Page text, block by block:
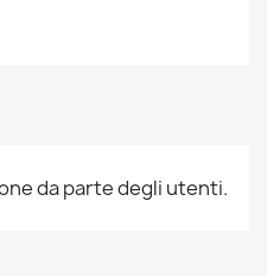
da parte degli utenti.